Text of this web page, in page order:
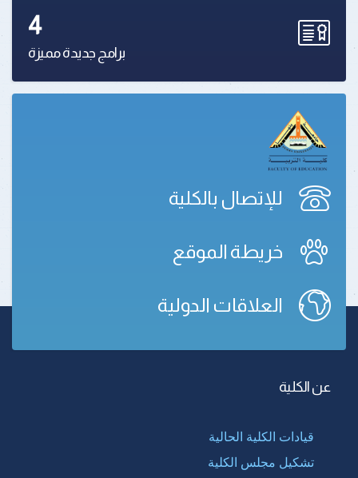
4
برامج جديدة مميزة
للإتصال بالكلية
خريطة الموقع
العلاقات الدولية
عن الكلية
قيادات الكلية الحالية
تشكيل مجلس الكلية